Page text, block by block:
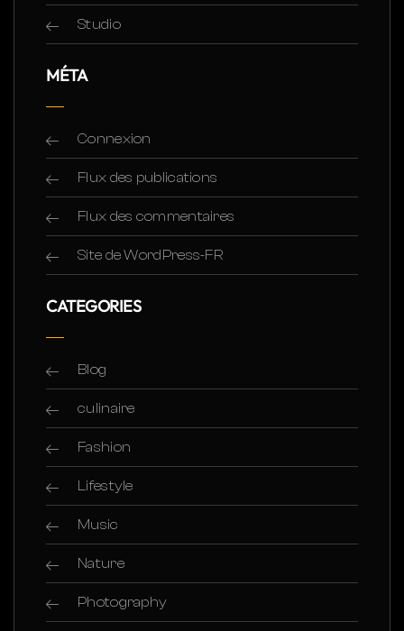
Studio
MÉTA
Connexion
Flux des publications
Flux des commentaires
Site de WordPress-FR
CATEGORIES
Blog
culinaire
Fashion
Lifestyle
Music
Nature
Photography